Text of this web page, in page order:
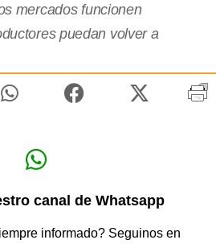
mercados funcionen
puedan volver a
canal de Whatsapp
informado? Seguinos en